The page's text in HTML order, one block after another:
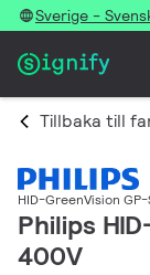
Sverige -
Tillbaka till
HID-GreenVision GP-
Philips
400V